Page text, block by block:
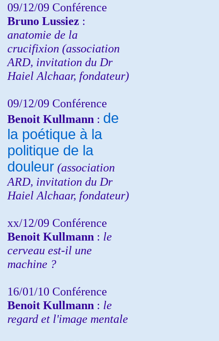
09/12/09 Conférence
Bruno Lussiez :
anatomie de la
crucifixion (association
ARD, invitation du Dr
Haiel Alchaar, fondateur)
09/12/09 Conférence
Benoit Kullmann : de
la poétique à la
politique de la
douleur (association
ARD, invitation du Dr
Haiel Alchaar, fondateur)
xx/12/09 Conférence
Benoit Kullmann : le
cerveau est-il une
machine ?
16/01/10 Conférence
Benoit Kullmann : le
regard et l'image mentale